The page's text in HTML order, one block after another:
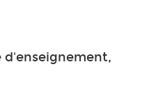
d'enseignement,